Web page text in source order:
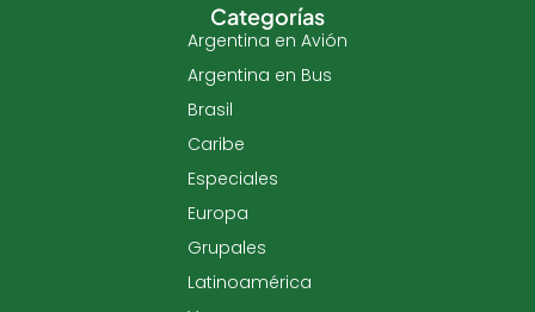
Categorías
Argentina en Avión
Argentina en Bus
Brasil
Caribe
Especiales
Europa
Grupales
Latinoamérica